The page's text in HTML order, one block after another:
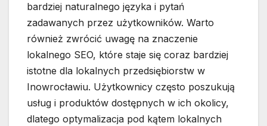
bardziej naturalnego języka i pytań
zadawanych przez użytkowników. Warto
również zwrócić uwagę na znaczenie
lokalnego SEO, które staje się coraz bardziej
istotne dla lokalnych przedsiębiorstw w
Inowrocławiu. Użytkownicy często poszukują
usług i produktów dostępnych w ich okolicy,
dlatego optymalizacja pod kątem lokalnych